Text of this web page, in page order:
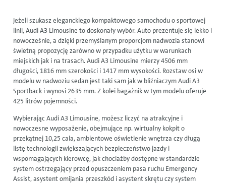
Jeżeli szukasz eleganckiego kompaktowego samochodu o sportowej
linii, Audi A3 Limousine to doskonały wybór. Auto prezentuje się lekko i
nowocześnie, a dzięki przemyślanym proporcjom nadwozia stanowi
świetną propozycję zarówno w przypadku użytku w warunkach
miejskich jak i na trasach. Audi A3 Limousine mierzy 4506 mm
długości, 1816 mm szerokości i 1417 mm wysokości. Rozstaw osi w
modelu w nadwoziu sedan jest taki sam jak w bliźniaczym Audi A3
Sportback i wynosi 2635 mm. Z kolei bagażnik w tym modelu oferuje
425 litrów pojemności.
Wybierając Audi A3 Limousine, możesz liczyć na atrakcyjne i
nowoczesne wyposażenie, obejmujące np. wirtualny kokpit o
przekątnej 10,25 cala, ambientowe oświetlenie wnętrza czy długą
listę technologii zwiększających bezpieczeństwo jazdy i
wspomagających kierowcę, jak chociażby dostępne w standardzie
system ostrzegający przed opuszczeniem pasa ruchu Emergency
Assist, asystent omijania przeszkód i asystent skrętu czy system